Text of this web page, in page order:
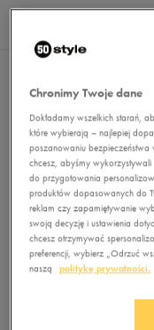
Brak
Zmień
Chronimy Twoje dane
Dokładamy wszelkich starań,
które wybierają – najlepiej
poszanowaniu bezpieczeństwa
chcesz, abyśmy
do przygotowania
produktów dopasowanych do
reklam czy zapamiętywanie
swoją decyzję i ustawienia
chcesz otrzymywać
preferencji, wybierz „Odrzuć
naszą
politykę prywatności.